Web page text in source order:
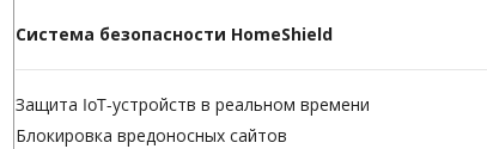
Система безопасности HomeShield
Защита IoT-устройств в реальном времени
Блокировка вредоносных сайтов